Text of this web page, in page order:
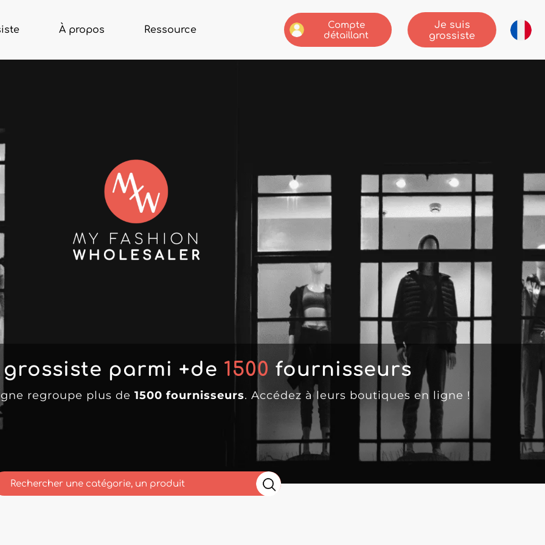
À propos Ressource
Compte
détaillant
Je suis
grossiste
parmi +de 1500 fournisseurs
regroupe plus de 1500 fournisseurs. Accédez à leurs boutiques en ligne !